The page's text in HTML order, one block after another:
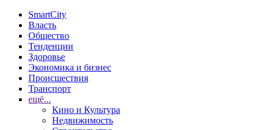
SmartCity
Власть
Общество
Тенденции
Здоровье
Экономика и бизнес
Происшествия
Транспорт
ещё...
Кино и Культура
Недвижимость